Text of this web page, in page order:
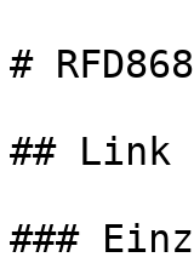
#
## Link
###